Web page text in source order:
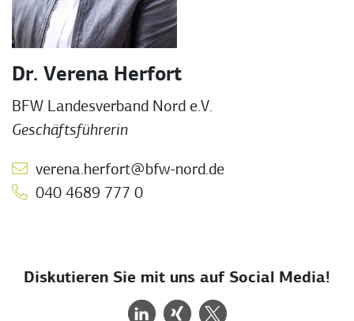
Dr. Verena Herfort
BFW Landesverband Nord e.V.
Geschäftsführerin
verena.herfort@bfw-nord.de
040 4689 777 0
Diskutieren Sie mit uns auf Social Media!